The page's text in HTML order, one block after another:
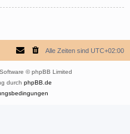
Alle Zeiten sind UTC+02:00
© phpBB Limited
durch phpBB.de